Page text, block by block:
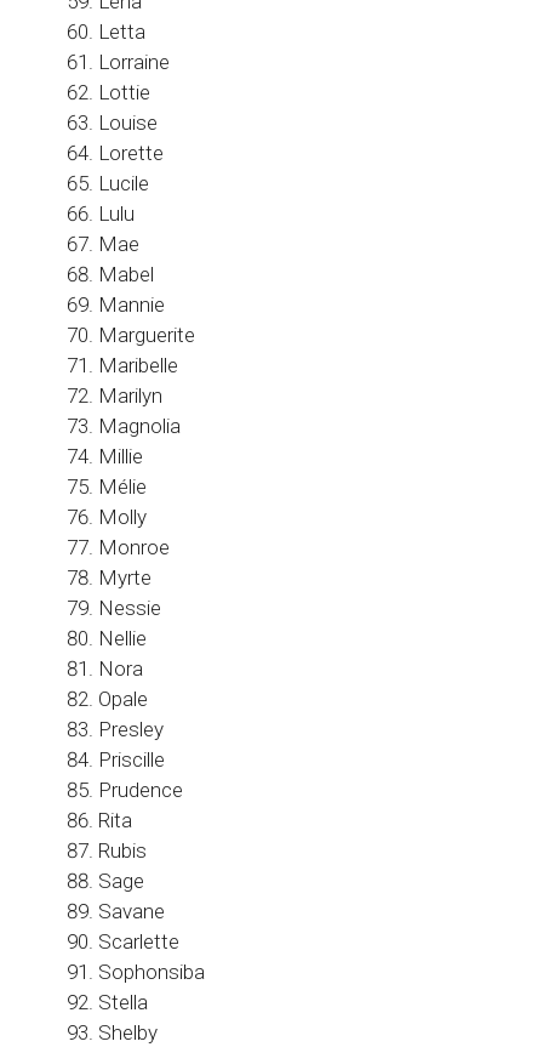
Letta
Lorraine
Lottie
Louise
Lorette
Lucile
Lulu
Mae
Mabel
Mannie
Marguerite
Maribelle
Marilyn
Magnolia
Millie
Mélie
Molly
Monroe
Myrte
Nessie
Nellie
Nora
Opale
Presley
Priscille
Prudence
Rita
Rubis
Sage
Savane
Scarlette
Sophonsiba
Stella
Shelby